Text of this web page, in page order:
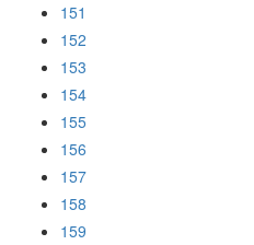
151
152
153
154
155
156
157
158
159